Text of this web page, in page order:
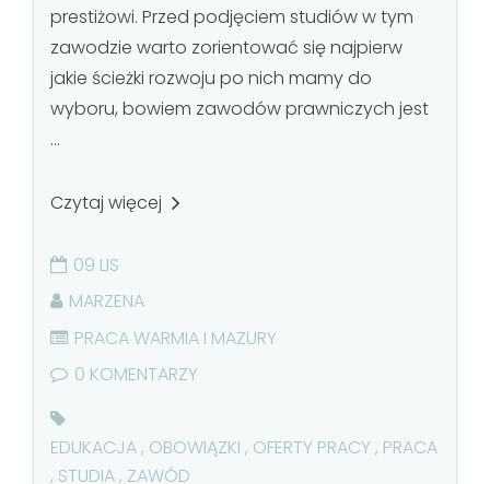
prestiżowi. Przed podjęciem studiów w tym
zawodzie warto zorientować się najpierw
jakie ścieżki rozwoju po nich mamy do
wyboru, bowiem zawodów prawniczych jest
...
Czytaj więcej
09 LIS
MARZENA
PRACA WARMIA I MAZURY
0 KOMENTARZY
EDUKACJA, OBOWIĄZKI , OFERTY PRACY , PRACA
, STUDIA, ZAWÓD